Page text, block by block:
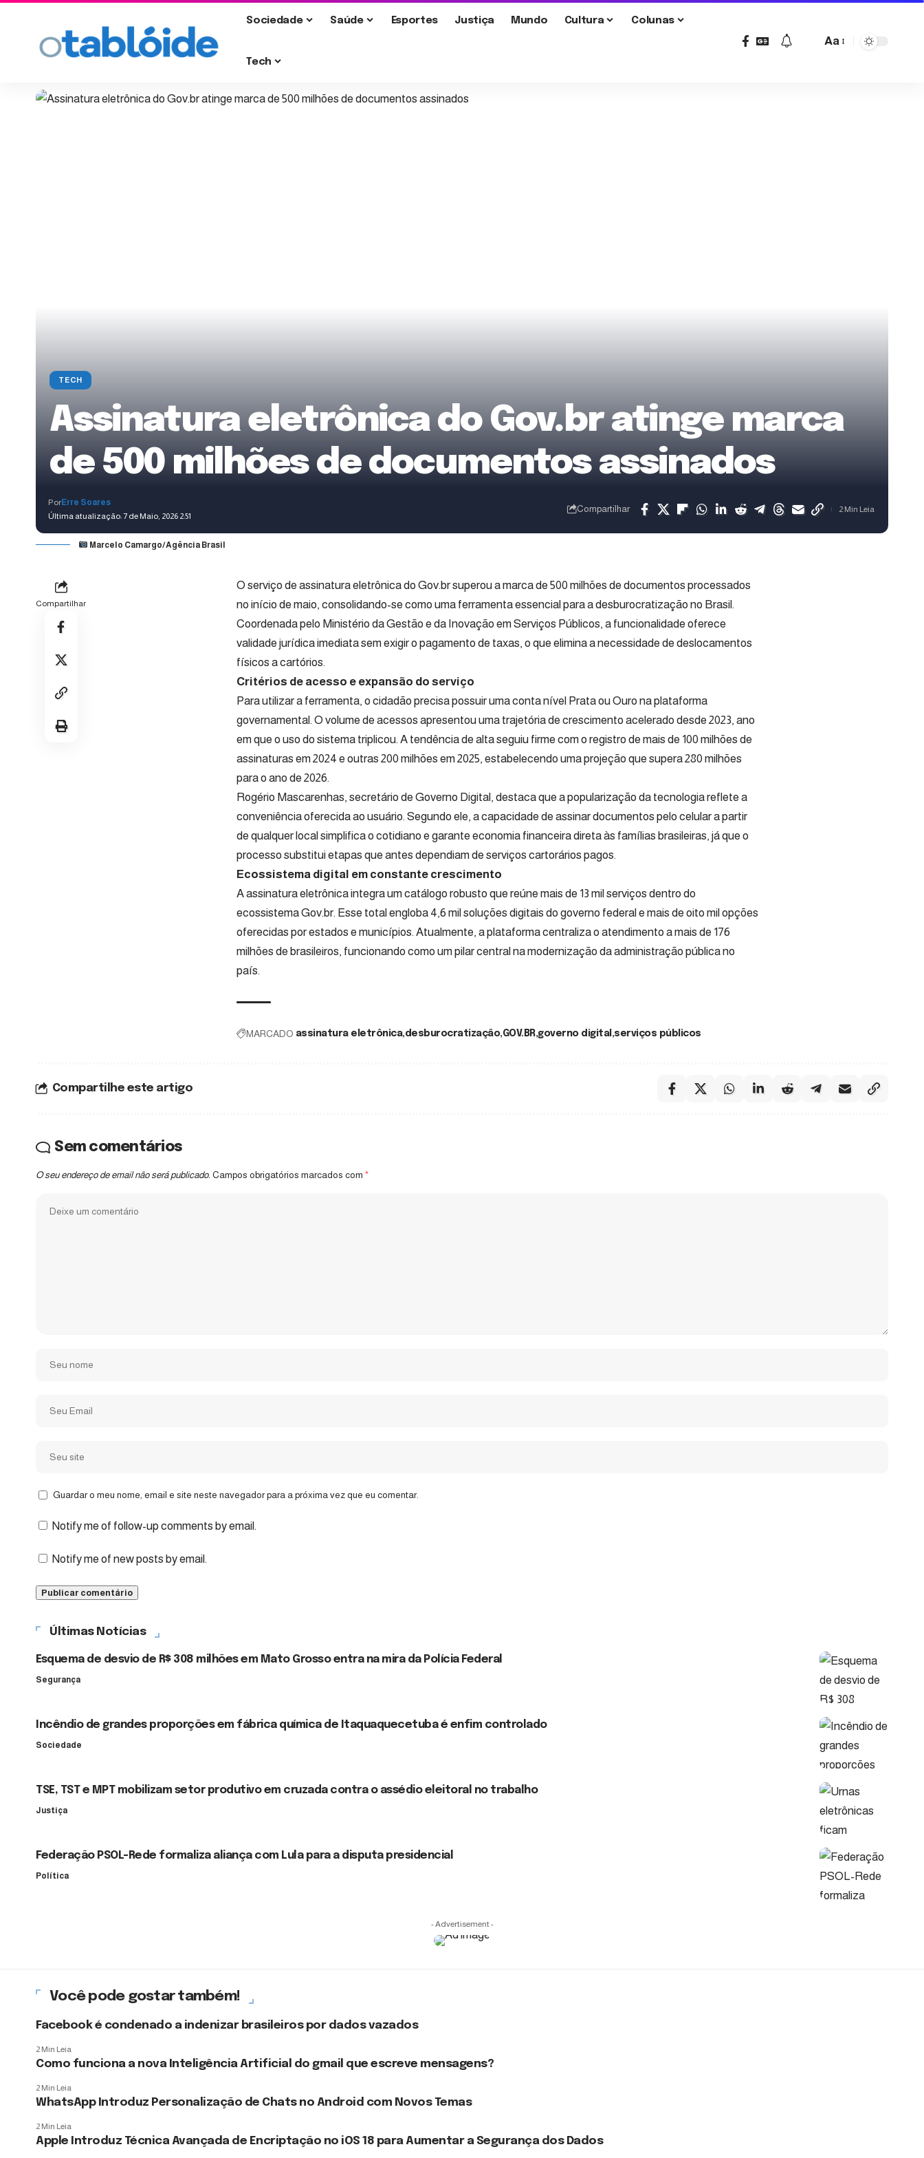
Sociedade Saúde Esportes Justiça Mundo Cultura Colunas
Tech
Aa
TECH
Assinatura eletrônica do Gov.br atinge marca
de 500 milhões de documentos assinados
Última atualização: 7 de Maio, 2026 2:51
PorErre Soares
Compartilhar 2 Min Leia
Marcelo Camargo/Agência Brasil
Compartilhar
O serviço de assinatura eletrônica do Gov.br superou a marca de 500 milhões de documentos processados
no início de maio, consolidando-se como uma ferramenta essencial para a desburocratização no Brasil.
Coordenada pelo Ministério da Gestão e da Inovação em Serviços Públicos, a funcionalidade oferece
validade jurídica imediata sem exigir o pagamento de taxas, o que elimina a necessidade de deslocamentos
físicos a cartórios.
Critérios de acesso e expansão do serviço
Para utilizar a ferramenta, o cidadão precisa possuir uma conta nível Prata ou Ouro na plataforma
governamental. O volume de acessos apresentou uma trajetória de crescimento acelerado desde 2023, ano
em que o uso do sistema triplicou. A tendência de alta seguiu firme com o registro de mais de 100 milhões de
assinaturas em 2024 e outras 200 milhões em 2025, estabelecendo uma projeção que supera 280 milhões
para o ano de 2026.
Rogério Mascarenhas, secretário de Governo Digital, destaca que a popularização da tecnologia reflete a
conveniência oferecida ao usuário. Segundo ele, a capacidade de assinar documentos pelo celular a partir
de qualquer local simplifica o cotidiano e garante economia financeira direta às famílias brasileiras, já que o
processo substitui etapas que antes dependiam de serviços cartorários pagos.
Ecossistema digital em constante crescimento
A assinatura eletrônica integra um catálogo robusto que reúne mais de 13 mil serviços dentro do
ecossistema Gov.br. Esse total engloba 4,6 mil soluções digitais do governo federal e mais de oito mil opções
oferecidas por estados e municípios. Atualmente, a plataforma centraliza o atendimento a mais de 176
milhões de brasileiros, funcionando como um pilar central na modernização da administração pública no
país.
MARCADO assinatura eletrônica desburocratização GOV.BR governo digital serviços públicos
Compartilhe este artigo
Sem comentários
O seu endereço de email não será publicado. Campos obrigatórios marcados com *
Guardar o meu nome, email e site neste navegador para a próxima vez que eu comentar.
Notify me of follow-up comments by email.
Notify me of new posts by email.
Últimas Notícias
Esquema de desvio de R$ 308 milhões em Mato Grosso entra na mira da Polícia Federal
Segurança
Incêndio de grandes proporções em fábrica química de Itaquaquecetuba é enfim controlado
Sociedade
TSE, TST e MPT mobilizam setor produtivo em cruzada contra o assédio eleitoral no trabalho
Justiça
Federação PSOL-Rede formaliza aliança com Lula para a disputa presidencial
Política
- Advertisement -
Você pode gostar também!
Facebook é condenado a indenizar brasileiros por dados vazados
2 Min Leia
Como funciona a nova Inteligência Artificial do gmail que escreve mensagens?
2 Min Leia
WhatsApp Introduz Personalização de Chats no Android com Novos Temas
2 Min Leia
Apple Introduz Técnica Avançada de Encriptação no iOS 18 para Aumentar a Segurança dos Dados